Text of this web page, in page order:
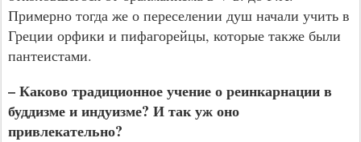
Примерно тогда же о переселении душ начали учить в
Греции орфики и пифагорейцы, которые также были
пантеистами.
– Каково традиционное учение о реинкарнации в
буддизме и индуизме? И так уж оно
привлекательно?